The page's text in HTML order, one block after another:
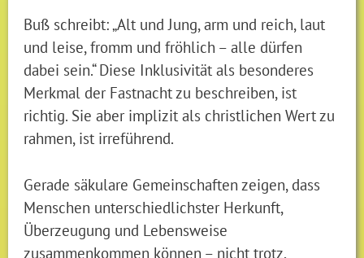
Buß schreibt: „Alt und Jung, arm und reich, laut
und leise, fromm und fröhlich – alle dürfen
dabei sein.“ Diese Inklusivität als besonderes
Merkmal der Fastnacht zu beschreiben, ist
richtig. Sie aber implizit als christlichen Wert zu
rahmen, ist irreführend.
Gerade säkulare Gemeinschaften zeigen, dass
Menschen unterschiedlichster Herkunft,
Überzeugung und Lebensweise
zusammenkommen können – nicht trotz,